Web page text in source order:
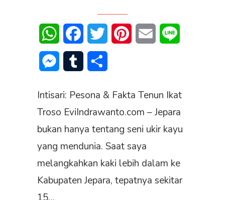
WhatsAppFacebookTwitter PinterestEmail
Messenger
Tumblr
Intisari: Pesona & Fakta Tenun Ikat
Troso EviIndrawanto.com – Jepara
bukan hanya tentang seni ukir kayu
yang mendunia. Saat saya
melangkahkan kaki lebih dalam ke
Kabupaten Jepara, tepatnya sekitar